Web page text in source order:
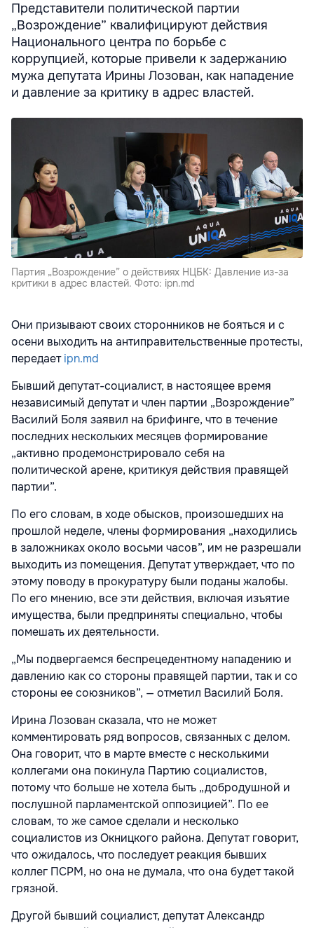
Представители политической партии
„Возрождение” квалифицируют действия
Национального центра по борьбе с
коррупцией, которые привели к задержанию
мужа депутата Ирины Лозован, как нападение
и давление за критику в адрес властей.
Партия „Возрождение” о действиях НЦБК: Давление из-за
критики в адрес властей. Фото: ipn.md
Они призывают своих сторонников не бояться и с
осени выходить на антиправительственные протесты,
передаетipn.md
Бывший депутат-социалист, в настоящее время
независимый депутат и член партии „Возрождение”
Василий Боля заявил на брифинге, что в течение
последних нескольких месяцев формирование
„активно продемонстрировало себя на
политической арене, критикуя действия правящей
партии”.
По его словам, в ходе обысков, произошедших на
прошлой неделе, члены формирования „находились
в заложниках около восьми часов”, им не разрешали
выходить из помещения. Депутат утверждает, что по
этому поводу в прокуратуру были поданы жалобы.
По его мнению, все эти действия, включая изъятие
имущества, были предприняты специально, чтобы
помешать их деятельности.
„Мы подвергаемся беспрецедентному нападению и
давлению как со стороны правящей партии, так и со
стороны ее союзников”, — отметил Василий Боля.
Ирина Лозован сказала, что не может
комментировать ряд вопросов, связанных с делом.
Она говорит, что в марте вместе с несколькими
коллегами она покинула Партию социалистов,
потому что больше не хотела быть „добродушной и
послушной парламентской оппозицией”. По ее
словам, то же самое сделали и несколько
социалистов из Окницкого района. Депутат говорит,
что ожидалось, что последует реакция бывших
коллег ПСРМ, но она не думала, что она будет такой
грязной.
Другой бывший социалист, депутат Александр